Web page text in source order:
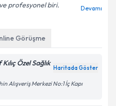
profesyonel biri.
Devamı
Görüşme
Özel Sağlık
Haritada Göster
Alışveriş Merkezi No:1 İç Kapı